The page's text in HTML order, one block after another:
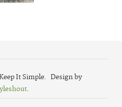
It Simple. Design by
.